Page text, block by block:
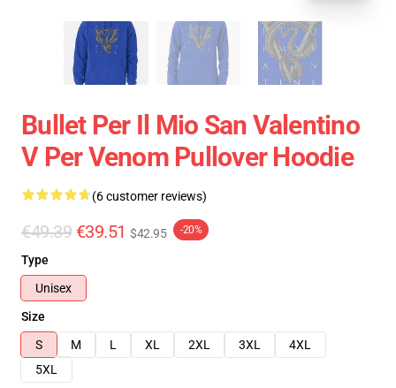
Bullet Per Il Mio San Valentino
V Per Venom Pullover Hoodie
(6 customer reviews)
€49.39 €39.51 $42.95 -20%
Type
Unisex
Size
S
M L XL 2XL 3XL
4XL
5XL